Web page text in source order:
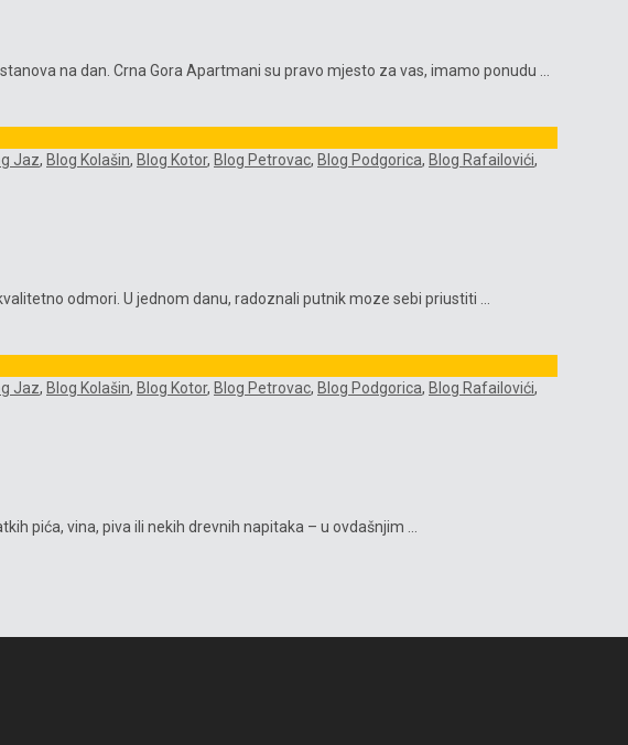
na dan. Crna Gora Apartmani su pravo mjesto za vas, imamo ponudu ...
Jaz, Blog Kolašin, Blog Kotor, Blog Petrovac, Blog Podgorica, Blog Rafailovići,
odmori. U jednom danu, radoznali putnik moze sebi priustiti ...
Jaz, Blog Kolašin, Blog Kotor, Blog Petrovac, Blog Podgorica, Blog Rafailovići,
pića, vina, piva ili nekih drevnih napitaka – u ovdašnjim ...